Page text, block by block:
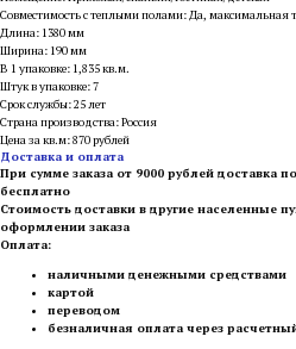
Совместимость с теплыми полами: Да, максимальная
Длина: 1380 мм
Ширина: 190 мм
В 1 упаковке: 1,835 кв.м.
Штук в упаковке: 7
Срок службы: 25 лет
Страна производства: Россия
Цена за кв.м: 870 рублей
Доставка и оплата
При сумме заказа от 9000 рублей доставка
бесплатно
Стоимость доставки в другие населенные
оформлении заказа
Оплата:
наличными денежными средствами
картой
переводом
безналичная оплата через